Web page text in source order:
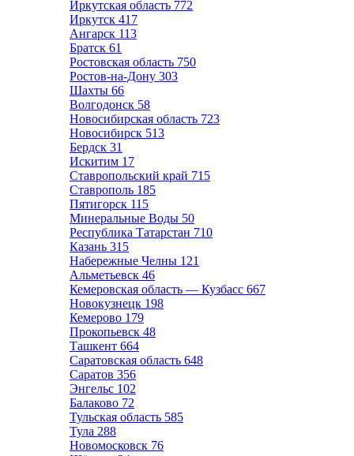
Иркутская область 772
Иркутск 417
Ангарск 113
Братск 61
Ростовская область 750
Ростов-на-Дону 303
Шахты 66
Волгодонск 58
Новосибирская область 723
Новосибирск 513
Бердск 31
Искитим 17
Ставропольский край 715
Ставрополь 185
Пятигорск 115
Минеральные Воды 50
Республика Татарстан 710
Казань 315
Набережные Челны 121
Альметьевск 46
Кемеровская область — Кузбасс 667
Новокузнецк 198
Кемерово 179
Прокопьевск 48
Ташкент 664
Саратовская область 648
Саратов 356
Энгельс 102
Балаково 72
Тульская область 585
Тула 288
Новомосковск 76